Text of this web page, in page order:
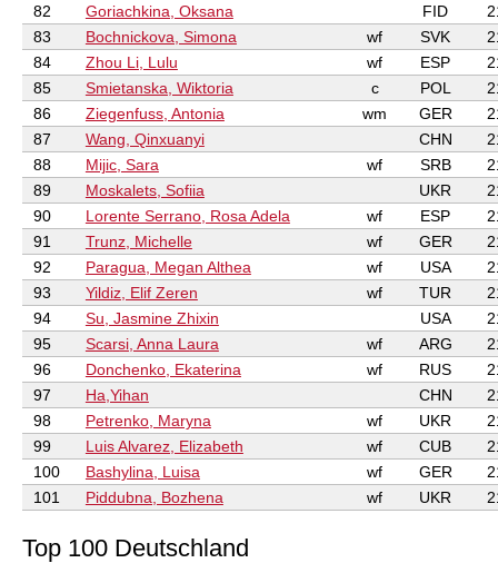
82 Goriachkina, Oksana FID
83
Bochnickova, Simona wf SVK
84
Zhou Li, Lulu wf ESP
85
Smietanska, Wiktoria c POL
86
Ziegenfuss, Antonia wm GER
87
Wang, Qinxuanyi CHN
88
Mijic, Sara wf SRB
89
Moskalets, Sofiia UKR
90
Lorente Serrano, Rosa Adela wf ESP
91
Trunz, Michelle wf GER
92
Paragua, Megan Althea wf USA
93
Yildiz, Elif Zeren wf TUR
94
Su, Jasmine Zhixin USA
95
Scarsi, Anna Laura wf ARG
96
Donchenko, Ekaterina wf RUS
97
Ha,Yihan CHN
98
Petrenko, Maryna wf UKR
99
Luis Alvarez, Elizabeth wf CUB
100
Bashylina, Luisa wf GER
101
Piddubna, Bozhena wf UKR
Top 100 Deutschland